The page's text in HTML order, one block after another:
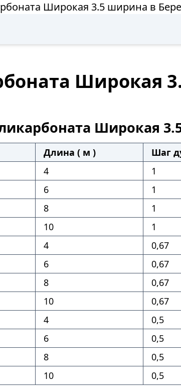
Широкая 3.5 ширина в
Широкая
Широкая
Длина ( м ) Шаг
4 1
6 1
8 1
10 1
4 0,67
6 0,67
8 0,67
10 0,67
4 0,5
6 0,5
8 0,5
10 0,5